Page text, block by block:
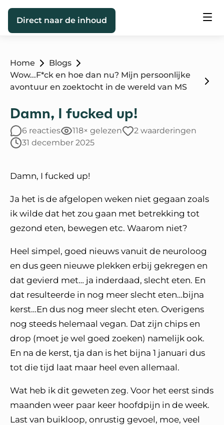
Direct naar de inhoud
Home
Blogs
Wow...F*ck en hoe dan nu? Mijn persoonlijke
avontuur en zoektocht in de wereld van MS
Damn, I fucked up!
6 reacties 118× gelezen
2 waarderingen
31 december 2025
Damn, I fucked up!
Ja het is de afgelopen weken niet gegaan zoals
ik wilde dat het zou gaan met betrekking tot
gezond eten, bewegen etc. Waarom niet?
Heel simpel, goed nieuws vanuit de neuroloog
en dus geen nieuwe plekken erbij gekregen en
dat gevierd met… ja inderdaad, slecht eten. En
dat resulteerde in nog meer slecht eten…bijna
kerst…En dus nog meer slecht eten. Overigens
nog steeds helemaal vegan. Dat zijn chips en
drop (moet je wel goed zoeken) namelijk ook.
En na de kerst, tja dan is het bijna 1 januari dus
tot die tijd laat maar heel even allemaal.
Wat heb ik dit geweten zeg. Voor het eerst sinds
maanden weer paar keer hoofdpijn in de week.
Last van buikloop, onrustig gevoel, moe, veel